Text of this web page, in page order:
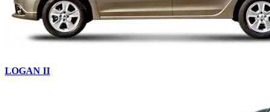
LOGAN II